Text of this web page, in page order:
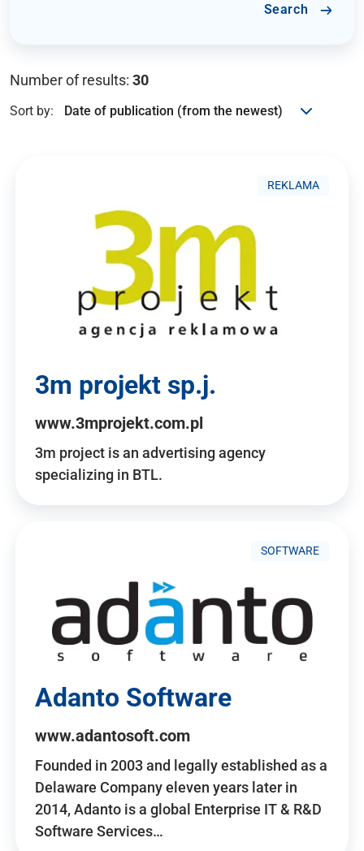
Search
Number of results: 30
Sort by:
REKLAMA
3m projekt sp.j.
www.3mprojekt.com.pl
3m project is an advertising agency
specializing in BTL.
SOFTWARE
Adanto Software
www.adantosoft.com
Founded in 2003 and legally established as a
Delaware Company eleven years later in
2014, Adanto is a global Enterprise IT & R&D
Software Services…